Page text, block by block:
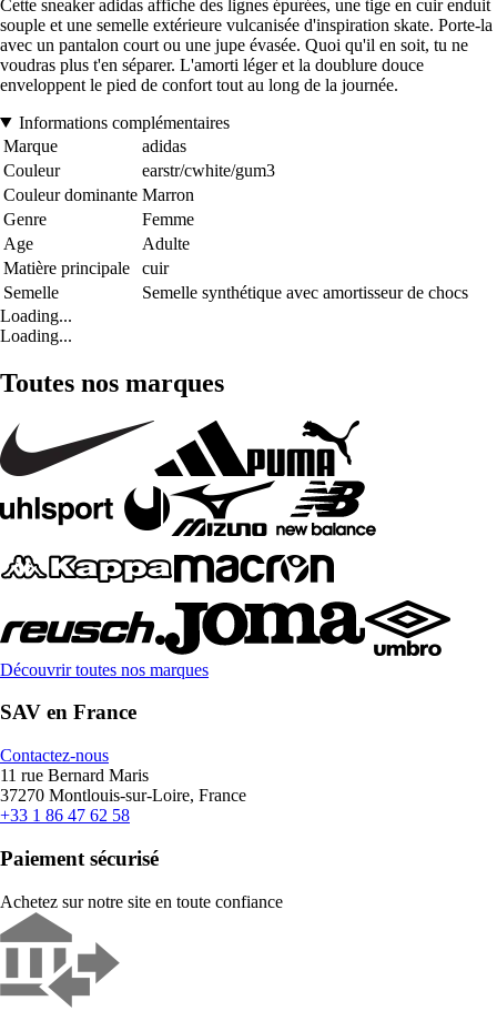
Cette sneaker adidas affiche des lignes épurées, une tige en cuir enduit
souple et une semelle extérieure vulcanisée d'inspiration skate. Porte-la
avec un pantalon court ou une jupe évasée. Quoi qu'il en soit, tu ne
voudras plus t'en séparer. L'amorti léger et la doublure douce
enveloppent le pied de confort tout au long de la journée.
Informations complémentaires
Marque
adidas
Couleur
earstr/cwhite/gum3
Couleur dominante Marron
Genre
Femme
Age
Adulte
Matière principale
cuir
Semelle
Semelle synthétique avec amortisseur de chocs
Loading...
Loading...
Toutes nos marques
Découvrir toutes nos marques
SAV en France
Contactez-nous
11 rue Bernard Maris
37270 Montlouis-sur-Loire, France
+33 1 86 47 62 58
Paiement sécurisé
Achetez sur notre site en toute confiance